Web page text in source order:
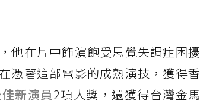
他在片中飾演飽受思覺失調症困擾
憑著這部電影的成熟演技，獲得香
新演員2項大獎，還獲得台灣金馬